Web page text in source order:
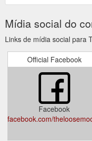
Mídia social do
Links de mídia social para
Official Facebook
Facebook
facebook.com/